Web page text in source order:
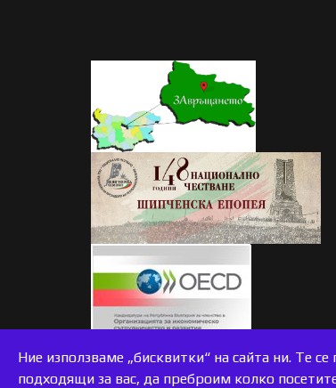
Ние използваме „бисквитки“ на сайта ни. Те
подходящи за вас, да преброим колко
accessible